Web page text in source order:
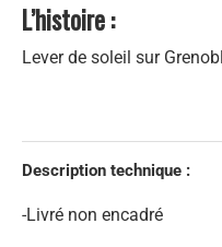
L’histoire :
Lever de soleil sur
Description technique :
-Livré non encadré